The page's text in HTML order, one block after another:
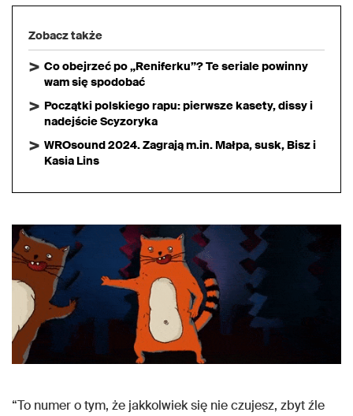
Zobacz także
Co obejrzeć po „Reniferku”? Te seriale powinny
wam się spodobać
Początki polskiego rapu: pierwsze kasety, dissy i
nadejście Scyzoryka
WROsound 2024. Zagrają m.in. Małpa, susk, Bisz i
Kasia Lins
“To numer o tym, że jakkolwiek się nie czujesz, zbyt źle